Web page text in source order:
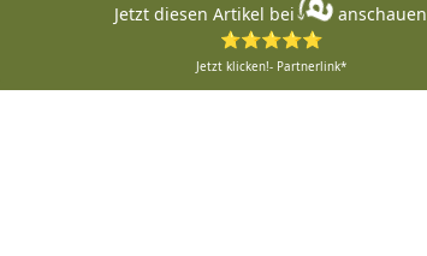
Jetzt diesen Artikel bei
anschauen
⭐⭐⭐⭐⭐
Jetzt klicken!- Partnerlink*